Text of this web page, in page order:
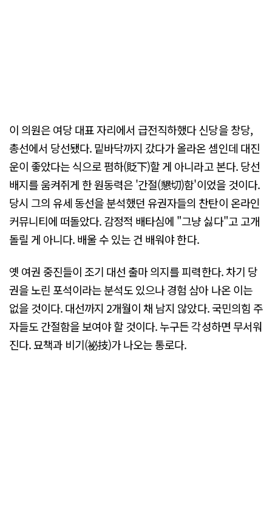
이 의원은 여당 대표 자리에서 급전직하했다 신당을 창당,
총선에서 당선됐다. 밑바닥까지 갔다가 올라온 셈인데 대진
운이 좋았다는 식으로 폄하(貶下)할 게 아니라고 본다. 당선
배지를 움켜쥐게 한 원동력은 '간절(懇切)함'이었을 것이다.
당시 그의 유세 동선을 분석했던 유권자들의 찬탄이 온라인
커뮤니티에 떠돌았다. 감정적 배타심에 "그냥 싫다"고 고개
돌릴 게 아니다. 배울 수 있는 건 배워야 한다.
옛 여권 중진들이 조기 대선 출마 의지를 피력한다. 차기 당
권을 노린 포석이라는 분석도 있으나 경험 삼아 나온 이는
없을 것이다. 대선까지 2개월이 채 남지 않았다. 국민의힘 주
자들도 간절함을 보여야 할 것이다. 누구든 각성하면 무서워
진다. 묘책과 비기(祕技)가 나오는 통로다.